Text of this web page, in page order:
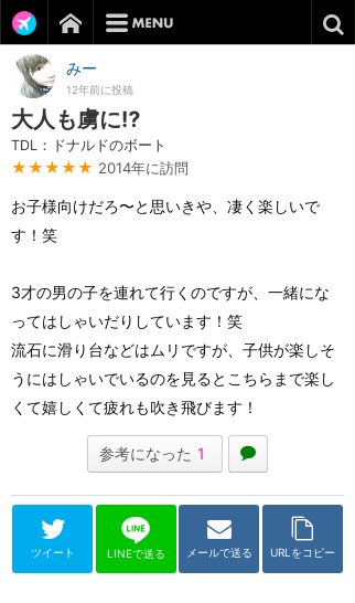
みー
12年前に投稿
大人も虜に⁉︎
TDL：ドナルドのボート
★★★★★ 2014年に訪問
お子様向けだろ〜と思いきや、凄く楽しいで
す！笑
3才の男の子を連れて行くのですが、一緒にな
ってはしゃいだりしています！笑
流石に滑り台などはムリですが、子供が楽しそ
うにはしゃいでいるのを見るとこちらまで楽し
くて嬉しくて疲れも吹き飛びます！
参考になった 1
ツイート LINEで送る メールで送る URLをコピー